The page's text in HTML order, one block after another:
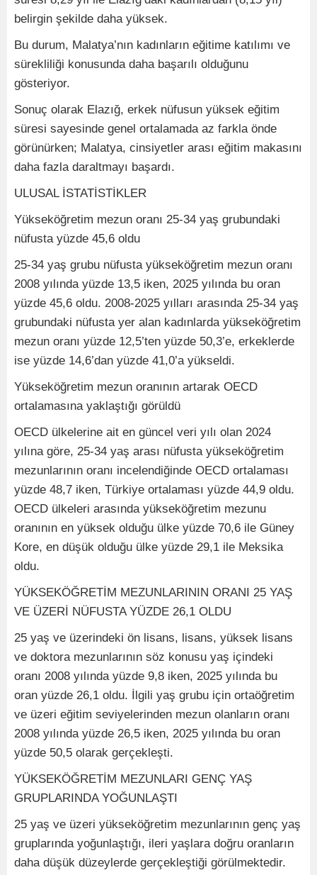
belirgin şekilde daha yüksek.
Bu durum, Malatya’nın kadınların eğitime katılımı ve
sürekliliği konusunda daha başarılı olduğunu
gösteriyor.
Sonuç olarak Elazığ, erkek nüfusun yüksek eğitim
süresi sayesinde genel ortalamada az farkla önde
görünürken; Malatya, cinsiyetler arası eğitim makasını
daha fazla daraltmayı başardı.
ULUSAL İSTATİSTİKLER
Yükseköğretim mezun oranı 25-34 yaş grubundaki
nüfusta yüzde 45,6 oldu
25-34 yaş grubu nüfusta yükseköğretim mezun oranı
2008 yılında yüzde 13,5 iken, 2025 yılında bu oran
yüzde 45,6 oldu. 2008-2025 yılları arasında 25-34 yaş
grubundaki nüfusta yer alan kadınlarda yükseköğretim
mezun oranı yüzde 12,5’ten yüzde 50,3’e, erkeklerde
ise yüzde 14,6’dan yüzde 41,0’a yükseldi.
Yükseköğretim mezun oranının artarak OECD
ortalamasına yaklaştığı görüldü
OECD ülkelerine ait en güncel veri yılı olan 2024
yılına göre, 25-34 yaş arası nüfusta yükseköğretim
mezunlarının oranı incelendiğinde OECD ortalaması
yüzde 48,7 iken, Türkiye ortalaması yüzde 44,9 oldu.
OECD ülkeleri arasında yükseköğretim mezunu
oranının en yüksek olduğu ülke yüzde 70,6 ile Güney
Kore, en düşük olduğu ülke yüzde 29,1 ile Meksika
oldu.
YÜKSEKÖĞRETİM MEZUNLARININ ORANI 25 YAŞ
VE ÜZERİ NÜFUSTA YÜZDE 26,1 OLDU
25 yaş ve üzerindeki ön lisans, lisans, yüksek lisans
ve doktora mezunlarının söz konusu yaş içindeki
oranı 2008 yılında yüzde 9,8 iken, 2025 yılında bu
oran yüzde 26,1 oldu. İlgili yaş grubu için ortaöğretim
ve üzeri eğitim seviyelerinden mezun olanların oranı
2008 yılında yüzde 26,5 iken, 2025 yılında bu oran
yüzde 50,5 olarak gerçekleşti.
YÜKSEKÖĞRETİM MEZUNLARI GENÇ YAŞ
GRUPLARINDA YOĞUNLAŞTI
25 yaş ve üzeri yükseköğretim mezunlarının genç yaş
gruplarında yoğunlaştığı, ileri yaşlara doğru oranların
daha düşük düzeylerde gerçekleştiği görülmektedir.